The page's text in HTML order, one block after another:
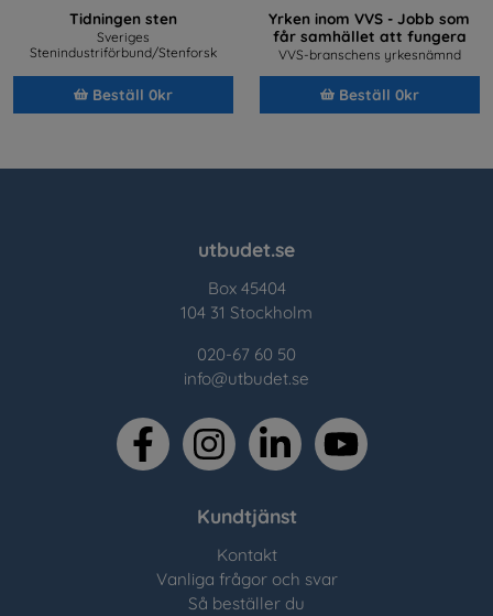
Tidningen sten
Sveriges
Stenindustriförbund/Stenforsk
Beställ 0kr
Yrken inom VVS - Jobb som
får samhället att fungera
VVS-branschens yrkesnämnd
Beställ 0kr
utbudet.se
Box 45404
104 31 Stockholm
020-67 60 50
info@utbudet.se
facebookinstagramlinkedin youtube
Kundtjänst
Kontakt
Vanliga frågor och svar
Så beställer du